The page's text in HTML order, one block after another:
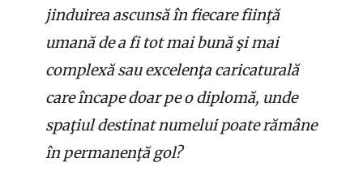
jinduirea ascunsă în fiecare fiinţă
umană de a fi tot mai bună şi mai
complexă sau excelenţa caricaturală
care încape doar pe o diplomă, unde
spaţiul destinat numelui poate rămâne
în permanenţă gol?